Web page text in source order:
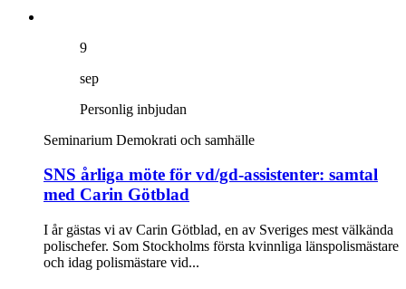
9
sep
Personlig inbjudan
Seminarium Demokrati och samhälle
SNS årliga möte för vd/gd-assistenter: samtal
med Carin Götblad
I år gästas vi av Carin Götblad, en av Sveriges mest välkända
polischefer. Som Stockholms första kvinnliga länspolismästare
och idag polismästare vid...